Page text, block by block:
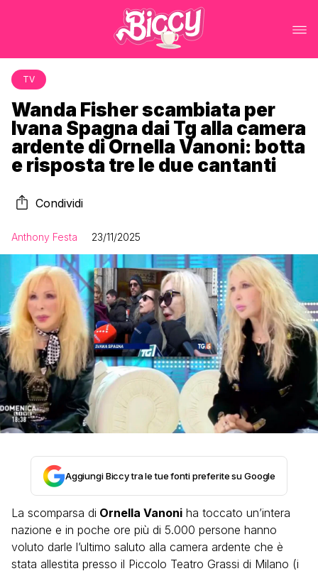
TV
Wanda Fisher scambiata per
Ivana Spagna dai Tg alla camera
ardente di Ornella Vanoni: botta
e risposta tre le due cantanti
Condividi
Anthony Festa 23/11/2025
Aggiungi Biccy tra le tue fonti preferite su Google
La scomparsa di Ornella Vanoni ha toccato un’intera
nazione e in poche ore più di 5.000 persone hanno
voluto darle l’ultimo saluto alla camera ardente che è
stata allestita presso il Piccolo Teatro Grassi di Milano (i